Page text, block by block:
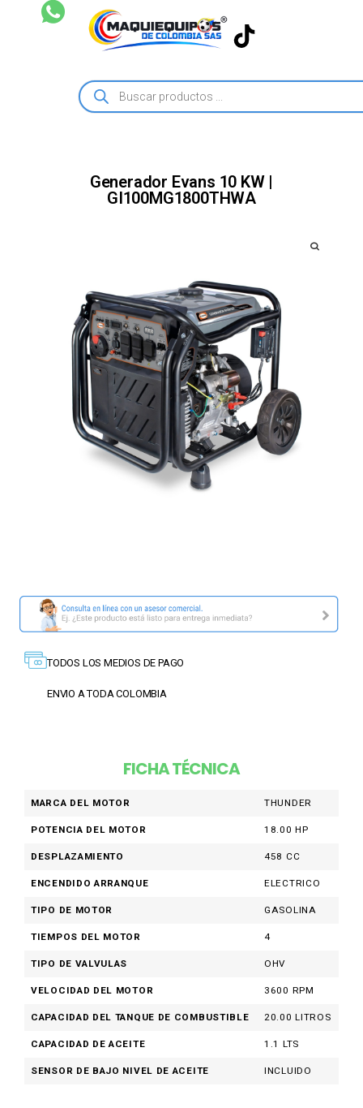
Generador Evans 10 KW |
GI100MG1800THWA
TODOS LOS MEDIOS DE PAGO
ENVIO A TODA COLOMBIA
FICHA TÉCNICA
MARCA DEL MOTOR THUNDER
POTENCIA DEL MOTOR 18.00 HP
DESPLAZAMIENTO 458 CC
ENCENDIDO ARRANQUE ELECTRICO
TIPO DE MOTOR GASOLINA
TIEMPOS DEL MOTOR 4
TIPO DE VALVULAS OHV
VELOCIDAD DEL MOTOR 3600 RPM
CAPACIDAD DEL TANQUE DE COMBUSTIBLE 20.00 LITROS
CAPACIDAD DE ACEITE 1.1 LTS
SENSOR DE BAJO NIVEL DE ACEITE INCLUIDO